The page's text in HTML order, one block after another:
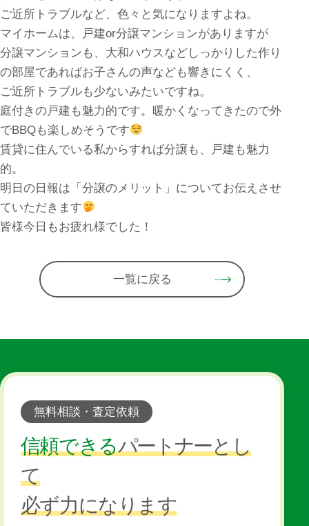
ご近所トラブルなど、色々と気になりますよね。
マイホームは、戸建or分譲マンションがありますが
分譲マンションも、大和ハウスなどしっかりした作り
の部屋であればお子さんの声なども響きにくく、
ご近所トラブルも少ないみたいですね。
庭付きの戸建も魅力的です。暖かくなってきたので外
でBBQも楽しめそうです
賃貸に住んでいる私からすれば分譲も、戸建も魅力
的。
明日の日報は「分譲のメリット」についてお伝えさせ
ていただきます
皆様今日もお疲れ様でした！
一覧に戻る
無料相談・査定依頼
信頼できるパートナーとし
て
必ず力になります